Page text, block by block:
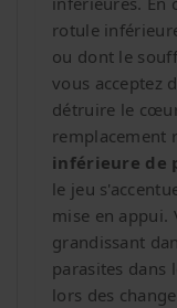
rotule
ou dont le
vous acceptez
détruire le
remplacement
inférieure de
le jeu
mise en appui.
grandissant
parasites dans
lors des